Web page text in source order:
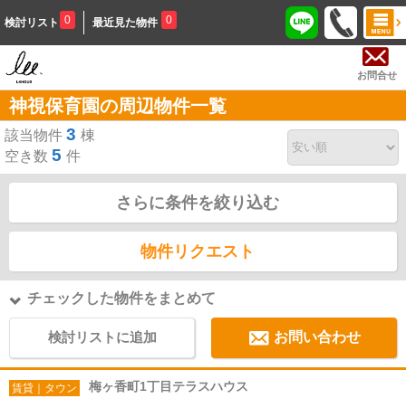
検討リスト 0 最近見た物件 0
お問合せ
神視保育園の周辺物件一覧
該当物件 3 棟
空き数 5 件
さらに条件を絞り込む
物件リクエスト
チェックした物件をまとめて
検討リストに追加 お問い合わせ
賃貸｜タウン 梅ヶ香町1丁目テラスハウス